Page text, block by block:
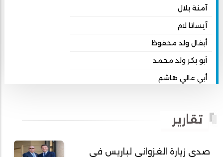
آمنة بلال
آيساتا لام
أبفال ولد محفوظ
أبو بكر ولد محمد
أبي عالي هاشم
أحمد بداه
أحمد زيدان ولد محمد محمود
تقارير
صدى زيارة الغزواني لباريس في